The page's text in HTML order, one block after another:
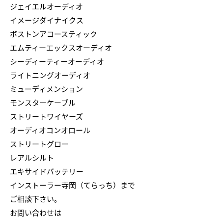
ジェイエルオーディオ
イメージダイナイクス
ボストンアコースティック
エムティーエックスオーディオ
シーディーティーオーディオ
ライトニングオーディオ
ミューディメンション
モンスターケーブル
ストリートワイヤーズ
オーディオコンオロール
ストリートグロー
レアルシルト
エキサイドバッテリー
インストーラー寺岡（てらっち）まで
ご相談下さい。
お問い合わせは